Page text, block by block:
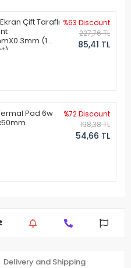
Çift Taraflı
(1
%63 Discount
227,76 TL
85,41 TL
Pad 6w
%72 Discount
198,38 TL
54,66 TL
Delivery and Shipping